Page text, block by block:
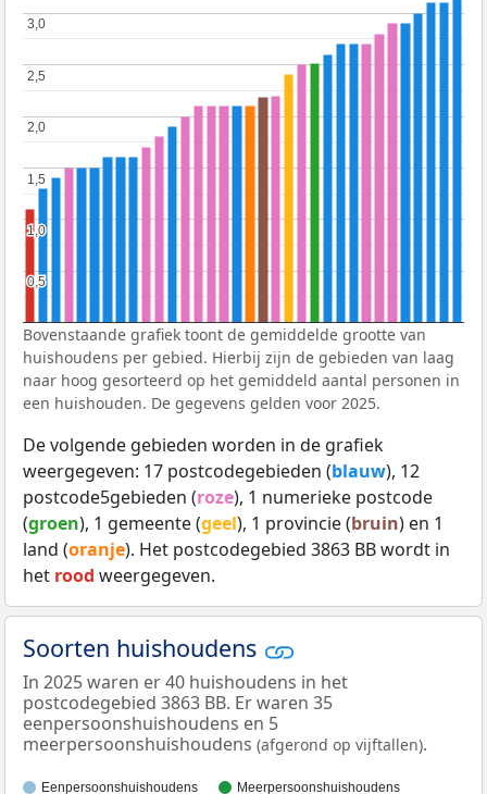
0,5
0,5
1,0
1,0
1,5
1,5
2,0
2,0
2,5
2,5
3,0
3,0
Bovenstaande grafiek toont de gemiddelde grootte van
huishoudens per gebied. Hierbij zijn de gebieden van laag
naar hoog gesorteerd op het gemiddeld aantal personen in
een huishouden. De gegevens gelden voor 2025.
De volgende gebieden worden in de grafiek
weergegeven: 17 postcodegebieden (blauw), 12
postcode5gebieden (roze), 1 numerieke postcode
(groen), 1 gemeente (geel), 1 provincie (bruin) en 1
land (oranje). Het postcodegebied 3863 BB wordt in
het rood weergegeven.
Soorten huishoudens
In 2025 waren er 40 huishoudens in het
postcodegebied 3863 BB. Er waren 35
eenpersoonshuishoudens en 5
meerpersoonshuishoudens (afgerond op vijftallen).
Eenpersoonshuishoudens Meerpersoonshuishoudens